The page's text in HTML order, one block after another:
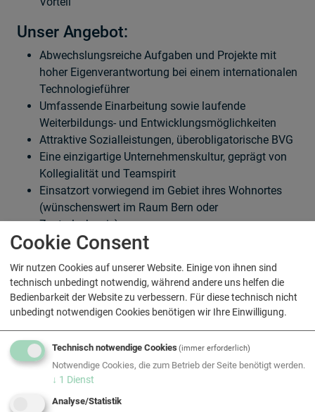
Unser Angebot:
Abwechslungsreiche Aufgaben und Projekte mit
hoher Eigenverantwortung bei einem internationalen
Technologieführer
Umfassende Einarbeitung sowie laufende
Weiterbildungs- und Entwicklungsmöglichkeiten
Attraktive Sozialleistungen, überobligatorische BVG
Eine einzigartige Unternehmenskultur, geprägt von
Kollegialität und Teamspirit
Einsatzort vorwiegend im Gebiet ihres Wohnortes
(wünschenswert im Raum Bern oder
Zentralschweiz)
Wollen auch Sie in einem innovativen Team
mitgestalten?
Dann laden Sie direkt hier Ihre aussagekräftigen
Bewerbungsunterlagen hoch.
Wir freuen uns auf IhreBewerbung!
Cookie Consent
Wir nutzen Cookies auf unserer Website. Einige von ihnen sind
technisch unbedingt notwendig, während andere uns helfen die
Bedienbarkeit der Website zu verbessern. Für diese technisch nicht
unbedingt notwendigen Cookies benötigen wir Ihre Einwilligung.
Technisch notwendige Cookies(immer erforderlich)
Notwendige Cookies, die zum Betrieb der Seite benötigt werden.
↓ 1 Dienst
Analyse/Statistik